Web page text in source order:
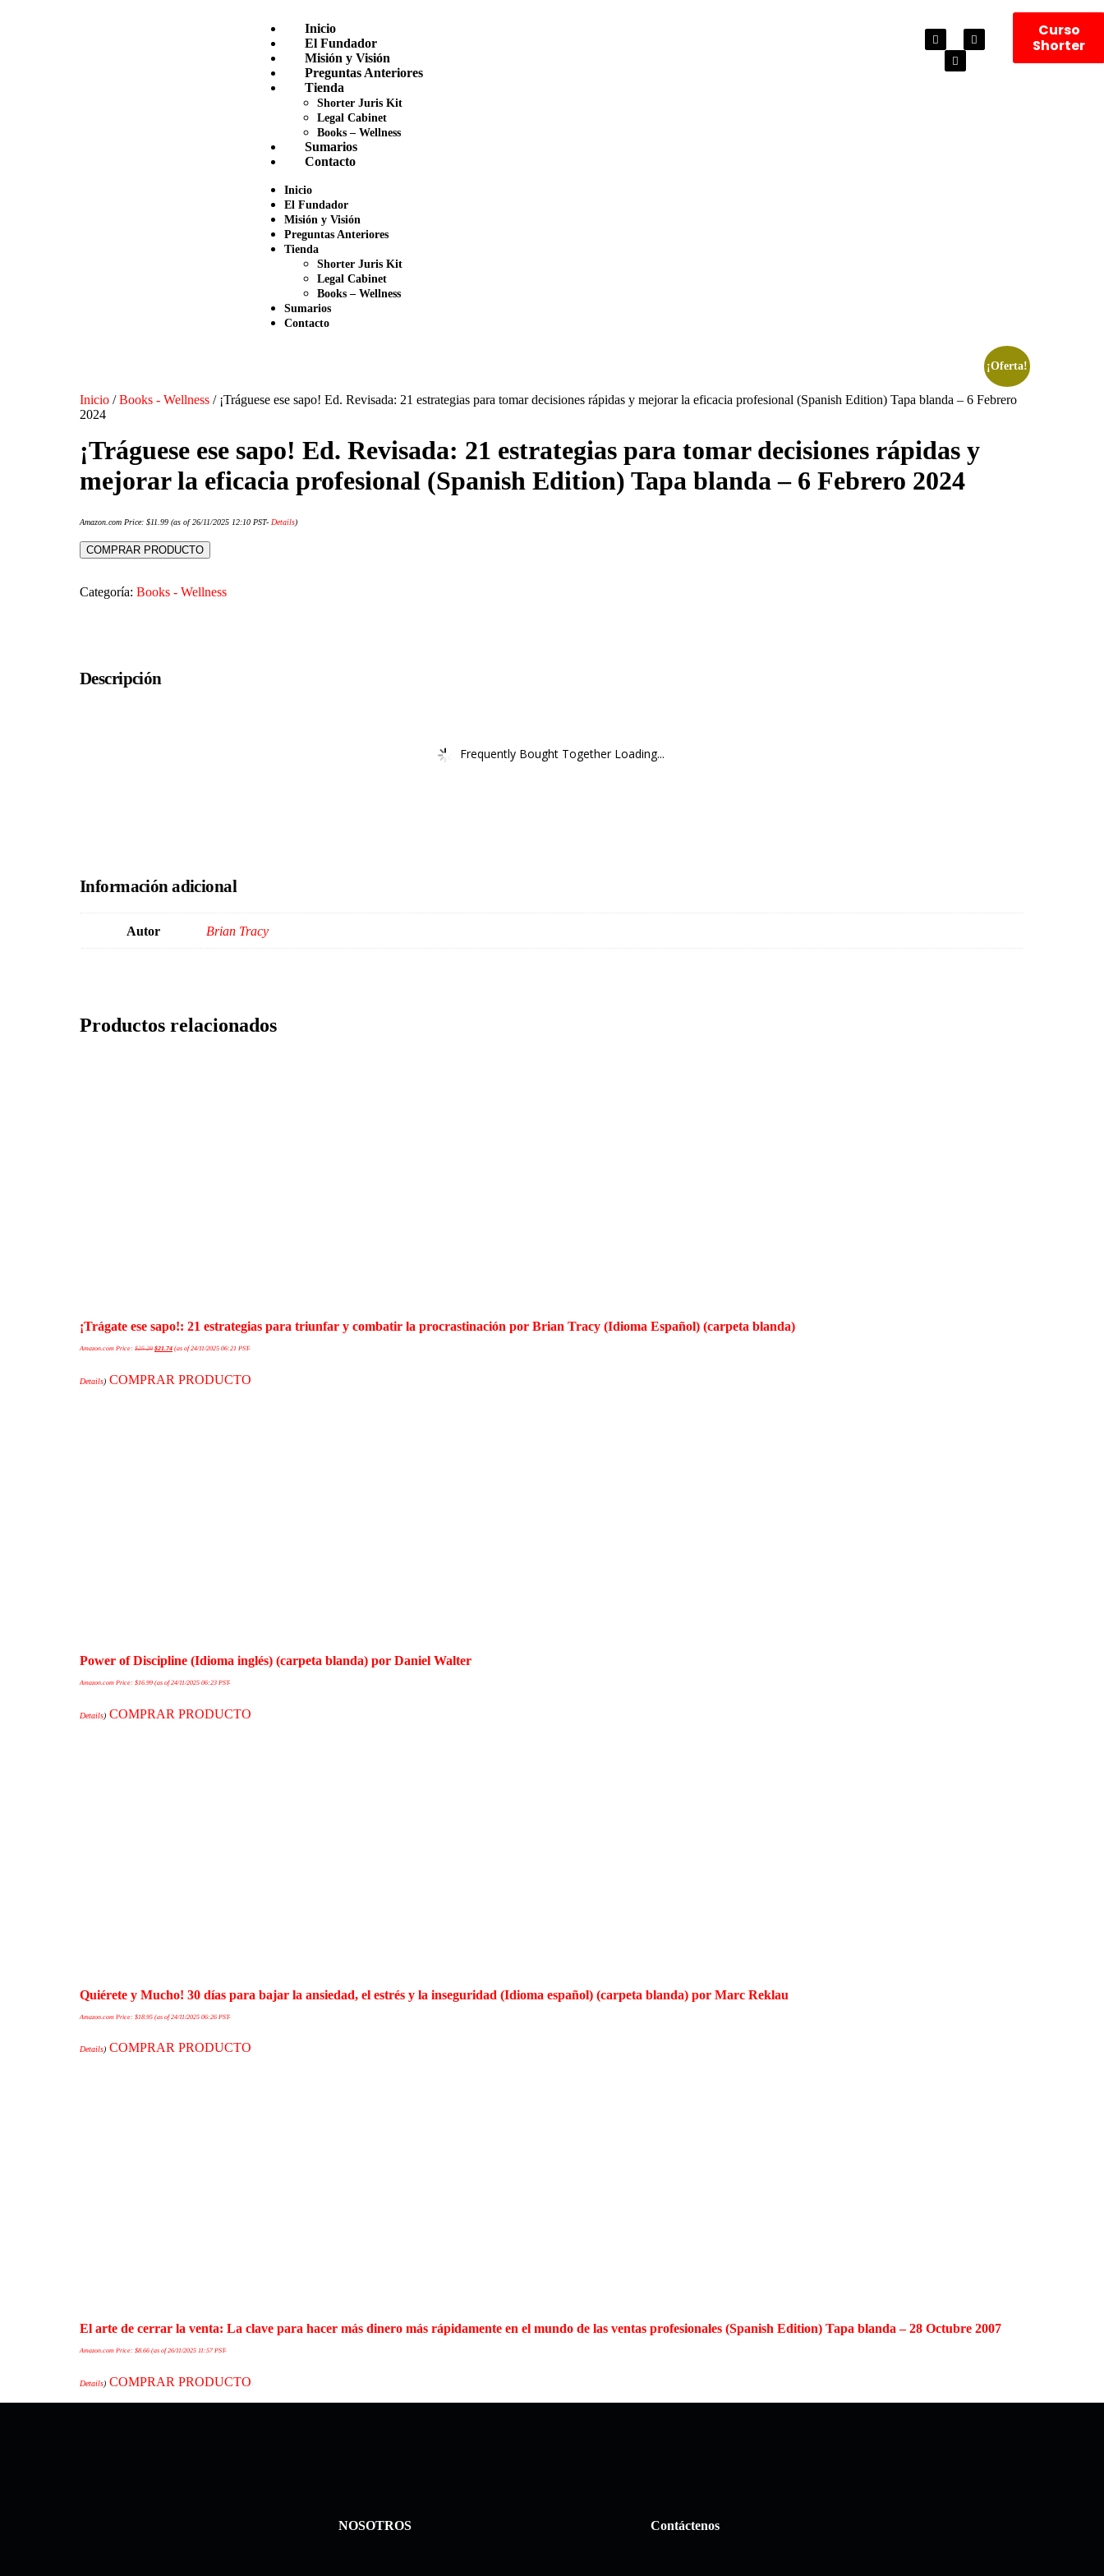
Inicio
El Fundador
Misión y Visión
Preguntas Anteriores
Tienda
Shorter Juris Kit
Legal Cabinet
Books – Wellness
Sumarios
Contacto
Inicio
El Fundador
Misión y Visión
Preguntas Anteriores
Tienda
Shorter Juris Kit
Legal Cabinet
Books – Wellness
Sumarios
Contacto
Curso
Shorter
Inicio /Books - Wellness / ¡Tráguese ese sapo! Ed. Revisada: 21 estrategias para tomar decisiones rápidas y mejorar la eficacia profesional (Spanish Edition) Tapa blanda – 6 Febrero
2024
¡Tráguese ese sapo! Ed. Revisada: 21 estrategias para tomar decisiones rápidas y
mejorar la eficacia profesional (Spanish Edition) Tapa blanda – 6 Febrero 2024
Amazon.com Price: $11.99 (as of 26/11/2025 12:10 PST- Details)
COMPRAR PRODUCTO
Categoría: Books - Wellness
Descripción
Frequently Bought Together Loading...
Información adicional
Autor Brian Tracy
Productos relacionados
¡Oferta!
¡Trágate ese sapo!: 21 estrategias para triunfar y combatir la procrastinación por Brian Tracy (Idioma Español) (carpeta blanda)
Amazon.com Price: $25.29 $21.74 (as of 24/11/2025 06:21 PST-
Details) COMPRAR PRODUCTO
Power of Discipline (Idioma inglés) (carpeta blanda) por Daniel Walter
Amazon.com Price: $16.99 (as of 24/11/2025 06:23 PST-
Details) COMPRAR PRODUCTO
Quiérete y Mucho! 30 días para bajar la ansiedad, el estrés y la inseguridad (Idioma español) (carpeta blanda) por Marc Reklau
Amazon.com Price: $18.95 (as of 24/11/2025 06:26 PST-
Details) COMPRAR PRODUCTO
El arte de cerrar la venta: La clave para hacer más dinero más rápidamente en el mundo de las ventas profesionales (Spanish Edition) Tapa blanda – 28 Octubre 2007
Amazon.com Price: $8.66 (as of 26/11/2025 11:57 PST-
Details) COMPRAR PRODUCTO
NOSOTROS Contáctenos